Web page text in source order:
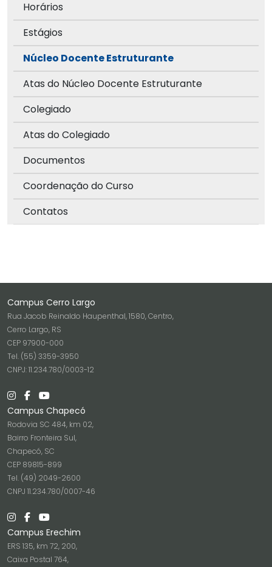
Horários
Estágios
Núcleo Docente Estruturante
Atas do Núcleo Docente Estruturante
Colegiado
Atas do Colegiado
Documentos
Coordenação do Curso
Contatos
Campus Cerro Largo
Rua Jacob Reinaldo Haupenthal, 1580, Centro,
Cerro Largo, RS
CEP 97900-000
Tel. (55) 3359-3950
CNPJ: 11.234.780/0003-12
Campus Chapecó
Rodovia SC 484, km 02,
Bairro Fronteira Sul,
Chapecó, SC
CEP 89815-899
Tel. (49) 2049-2600
CNPJ 11.234.780/0007-46
Campus Erechim
ERS 135, km 72, 200,
Caixa Postal 764,